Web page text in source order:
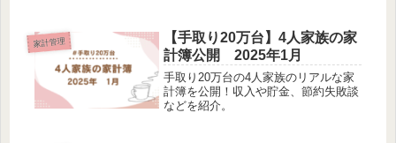
に管理していたのですが、それぞれの
支出を把握するために、別...
家計管理
【手取り20万台】4人家族の家
計簿公開 2025年1月
手取り20万台の4人家族のリアルな家
計簿を公開！収入や貯金、節約失敗談
などを紹介。